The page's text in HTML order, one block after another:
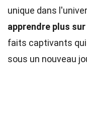
unique dans
apprendre plus
faits captivants
sous un nouveau